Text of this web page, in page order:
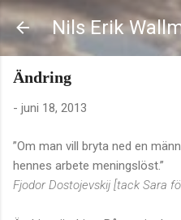
Fortsätt till
Nils Erik
Ändring
- juni 18, 2013
”Om man vill bryta ned en
hennes arbete meningslöst.”
Fjodor Dostojevskij [tack Sara